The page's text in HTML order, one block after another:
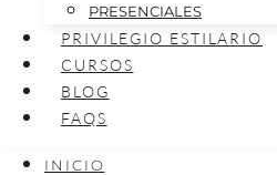
PRESENCIALES
PRIVILEGIO ESTILARIO
CURSOS
BLOG
FAQS
INICIO